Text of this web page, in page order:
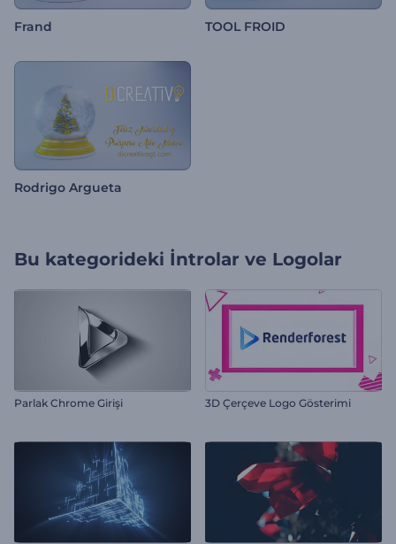
Frand TOOL FROID
Rodrigo Argueta
Bu kategorideki İntrolar ve Logolar
Parlak Chrome Girişi 3D Çerçeve Logo Gösterimi